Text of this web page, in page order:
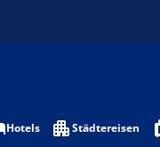
Hotels Städtereisen